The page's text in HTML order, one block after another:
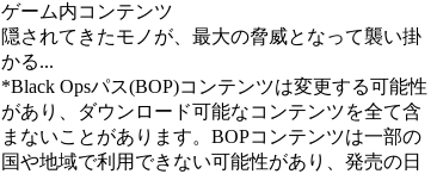
ゲーム内コンテンツ
Product Notification
隠されてきたモノが、最大の脅威となって襲い掛
かる...
価格
Available actions
*Black Opsパス(BOP)コンテンツは変更する可能性
があり、ダウンロード可能なコンテンツを全て含
まないことがあります。BOPコンテンツは一部の
国や地域で利用できない可能性があり、発売の日